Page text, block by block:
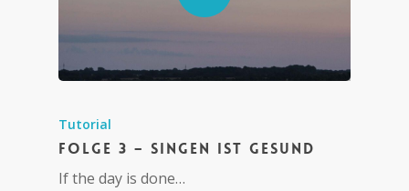
Tutorial
Folge 3 – Singen ist gesund
If the day is done…